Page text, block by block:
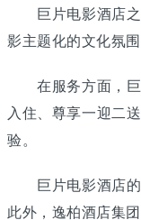
巨片电影酒店之
影主题化的文化氛
在服务方面，巨
入住、尊享一迎二
验。
巨片电影酒店的成
此外，逸柏酒店集